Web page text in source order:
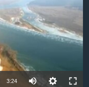
available
3:24